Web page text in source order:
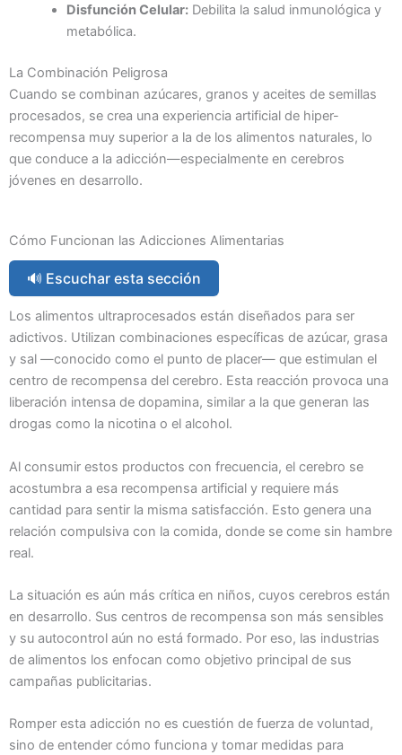
Disfunción Celular:Debilita la salud inmunológica y
metabólica.
La Combinación Peligrosa
Cuando se combinan azúcares, granos y aceites de semillas
procesados, se crea una experiencia artificial de hiper-
recompensa muy superior a la de los alimentos naturales, lo
que conduce a la adicción—especialmente en cerebros
jóvenes en desarrollo.
Cómo Funcionan las Adicciones Alimentarias
🔊 Escuchar esta sección
Los alimentos ultraprocesados están diseñados para ser
adictivos. Utilizan combinaciones específicas de azúcar, grasa
y sal —conocido como el punto de placer— que estimulan el
centro de recompensa del cerebro. Esta reacción provoca una
liberación intensa de dopamina, similar a la que generan las
drogas como la nicotina o el alcohol.
Al consumir estos productos con frecuencia, el cerebro se
acostumbra a esa recompensa artificial y requiere más
cantidad para sentir la misma satisfacción. Esto genera una
relación compulsiva con la comida, donde se come sin hambre
real.
La situación es aún más crítica en niños, cuyos cerebros están
en desarrollo. Sus centros de recompensa son más sensibles
y su autocontrol aún no está formado. Por eso, las industrias
de alimentos los enfocan como objetivo principal de sus
campañas publicitarias.
Romper esta adicción no es cuestión de fuerza de voluntad,
sino de entender cómo funciona y tomar medidas para